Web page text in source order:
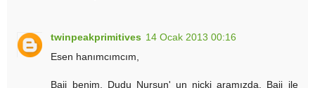
twinpeakprimitives 14 Ocak 2013 00:16
Esen hanımcımcım,
Baji benim, Dudu Nursun' un nicki aramızda. Baji ile